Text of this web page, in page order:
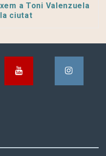
a Toni Valenzuela
ciutat